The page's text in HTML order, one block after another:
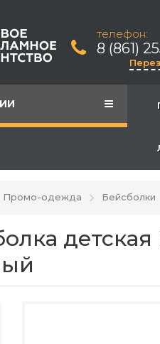
телефон:
8 (861)
Промо-одежда Бейсболки
детская